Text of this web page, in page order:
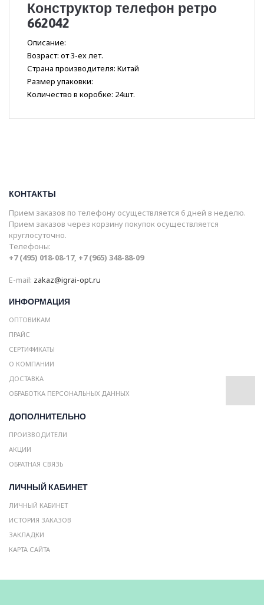
Конструктор телефон ретро
662042
Описание:
Возраст: от 3-ех лет.
Страна производителя: Китай
Размер упаковки:
Количество в коробке: 24шт.
КОНТАКТЫ
Прием заказов по телефону осуществляется 6 дней в неделю.
Прием заказов через корзину покупок осуществляется
круглосуточно.
Телефоны:
+7 (495) 018-08-17, +7 (965) 348-88-09
E-mail: zakaz@igrai-opt.ru
ИНФОРМАЦИЯ
ОПТОВИКАМ
ПРАЙС
СЕРТИФИКАТЫ
О КОМПАНИИ
ДОСТАВКА
ОБРАБОТКА ПЕРСОНАЛЬНЫХ ДАННЫХ
ДОПОЛНИТЕЛЬНО
ПРОИЗВОДИТЕЛИ
АКЦИИ
ОБРАТНАЯ СВЯЗЬ
ЛИЧНЫЙ КАБИНЕТ
ЛИЧНЫЙ КАБИНЕТ
ИСТОРИЯ ЗАКАЗОВ
ЗАКЛАДКИ
КАРТА САЙТА